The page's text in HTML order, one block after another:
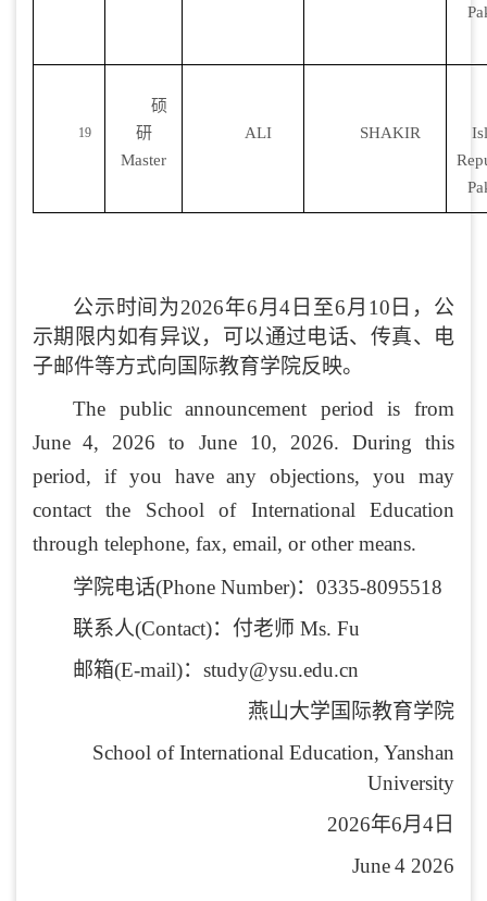
19
硕
研
Master
ALI SHAKIR
公示时间为2026年6月4 日至6月 10 日，公
示期限内如有异议，可以通过电话、传真、电
子邮件等方式向国际教育学院反映。
The public announcement period is from
June 4, 2026 to June 10, 2026. During this
period, if you have any objections, you may
contact the School of International Education
through telephone, fax, email, or other means.
学院电话(Phone Number)： 0335-8095518
联系人(Contact)： 付老师 Ms. Fu
邮箱(E-mail)： study@ysu.edu.cn
燕山大学国际教育学院
School of International Education, Yanshan
University
2026年6月 4日
June4 2026